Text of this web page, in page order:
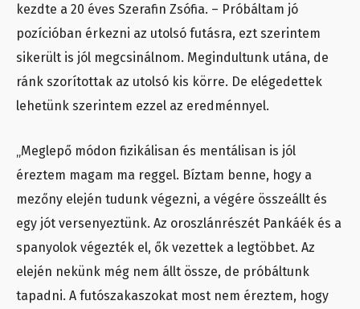
kezdte a 20 éves Szerafin Zsófia. – Próbáltam jó
pozícióban érkezni az utolsó futásra, ezt szerintem
sikerült is jól megcsinálnom. Megindultunk utána, de
ránk szorítottak az utolsó kis körre. De elégedettek
lehetünk szerintem ezzel az eredménnyel.
„Meglepő módon fizikálisan és mentálisan is jól
éreztem magam ma reggel. Bíztam benne, hogy a
mezőny elején tudunk végezni, a végére összeállt és
egy jót versenyeztünk. Az oroszlánrészét Pankáék és a
spanyolok végezték el, ők vezettek a legtöbbet. Az
elején nekünk még nem állt össze, de próbáltunk
tapadni. A futószakaszokat most nem éreztem, hogy